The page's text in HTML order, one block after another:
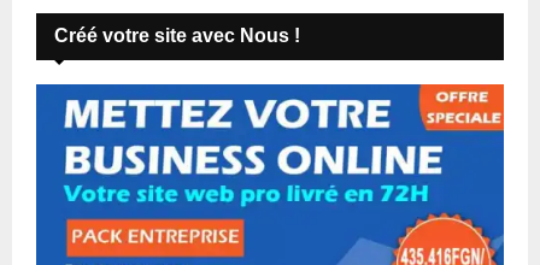
Créé votre site avec Nous !